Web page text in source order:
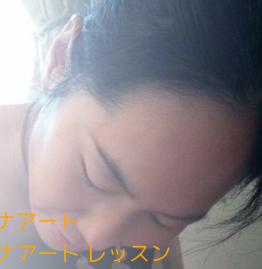
アート
アート レッスン